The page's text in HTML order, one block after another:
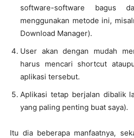
software-software bagus
menggunakan metode ini,
Download Manager).
User akan dengan mudah
harus mencari shortcut
aplikasi tersebut.
Aplikasi tetap berjalan dibalik
yang paling penting buat saya).
Itu dia beberapa manfaatnya,